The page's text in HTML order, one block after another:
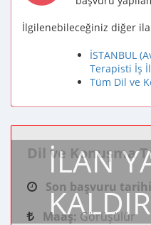
İlgilenebileceğiniz diğer
İSTANBUL
Terapisti İş
Tüm Dil ve
İLAN
Dil ve Konuşma
Son başvuru
Maaş: Görüşülür